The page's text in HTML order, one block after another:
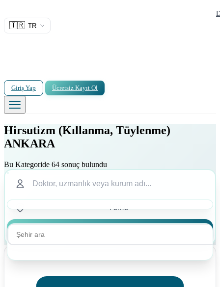
🇹🇷 TR
Giriş Yap Ücretsiz Kayıt Ol
Hirsutizm (Kıllanma, Tüylenme)
ANKARA
Bu Kategoride 64 sonuç bulundu